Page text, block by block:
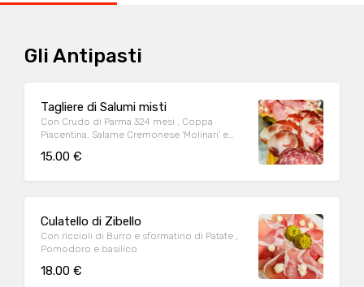
Gli Antipasti
Tagliere di Salumi misti
Con Crudo di Parma 324 mesi , Coppa
Piacentina, Salame Cremonese 'Molinari' e
15.00 €
Culatello di Zibello
Con riccioli di Burro e sformatino di Patate ,
Pomodoro e basilico
18.00 €